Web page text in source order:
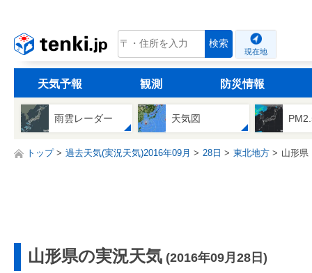
tenki.jp 検索
現在地
天気予報 観測 防災情報
雨雲レーダー 天気図
トップ 過去天気(実況天気)2016年09月 28日 東北地方 山形県
山形県の実況天気 (2016年09月28日)